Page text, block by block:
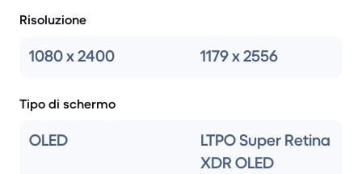
Risoluzione
1080 x 2400 1179 x 2556
Tipo di schermo
OLED
LTPO Super Retina
XDR OLED